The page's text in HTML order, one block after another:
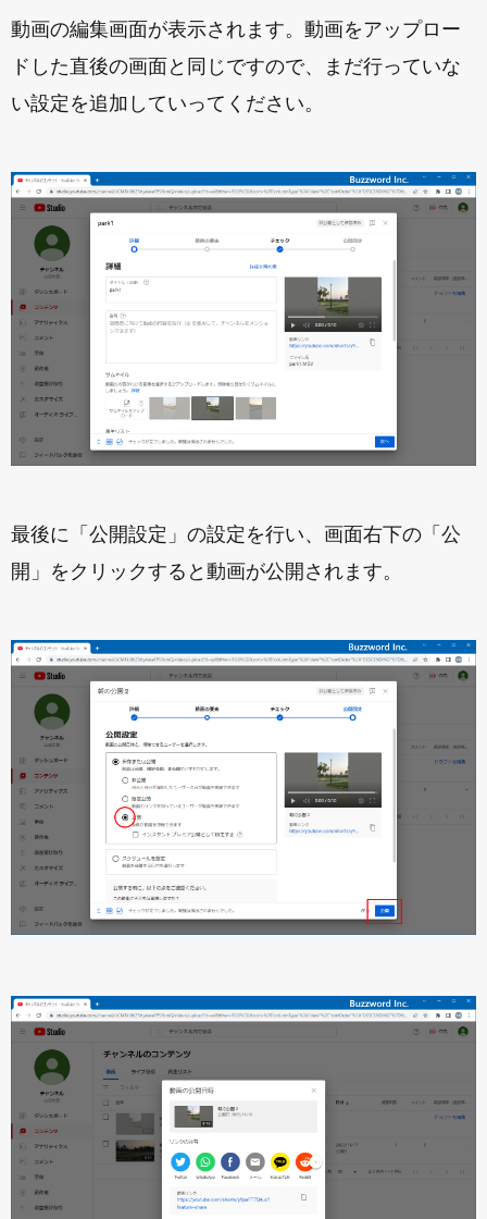
動画の編集画面が表示されます。動画をアップロー
ドした直後の画面と同じですので、まだ行っていな
い設定を追加していってください。
最後に「公開設定」の設定を行い、画面右下の「公
開」をクリックすると動画が公開されます。